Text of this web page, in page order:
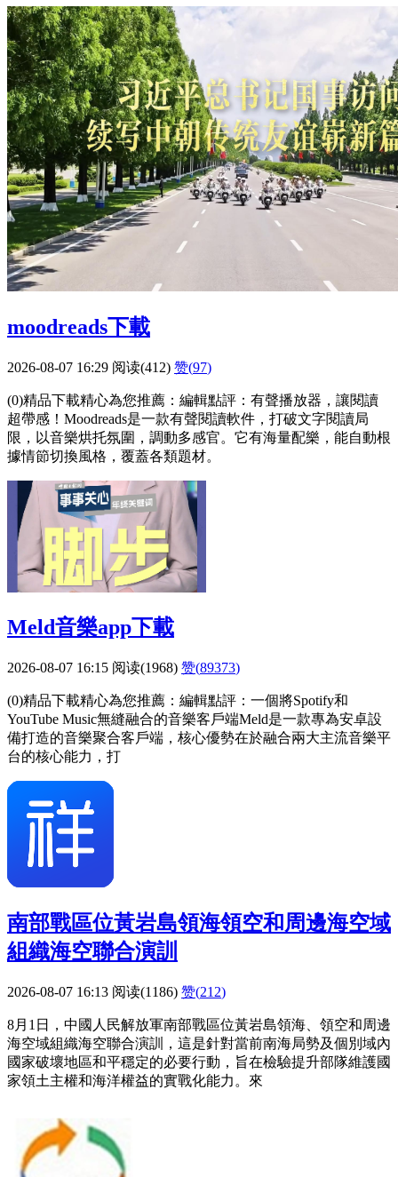
moodreads下載
2026-08-07 16:29 阅读(412) 赞(97)
(0)精品下載精心為您推薦：編輯點評：有聲播放器，讓閱讀
超帶感！Moodreads是一款有聲閱讀軟件，打破文字閱讀局
限，以音樂烘托氛圍，調動多感官。它有海量配樂，能自動根
據情節切換風格，覆蓋各類題材。
Meld音樂app下載
2026-08-07 16:15 阅读(1968) 赞(89373)
(0)精品下載精心為您推薦：編輯點評：一個將Spotify和
YouTube Music無縫融合的音樂客戶端Meld是一款專為安卓設
備打造的音樂聚合客戶端，核心優勢在於融合兩大主流音樂平
台的核心能力，打
南部戰區位黃岩島領海領空和周邊海空域
組織海空聯合演訓
2026-08-07 16:13 阅读(1186) 赞(212)
8月1日，中國人民解放軍南部戰區位黃岩島領海、領空和周邊
海空域組織海空聯合演訓，這是針對當前南海局勢及個別域內
國家破壞地區和平穩定的必要行動，旨在檢驗提升部隊維護國
家領土主權和海洋權益的實戰化能力。來